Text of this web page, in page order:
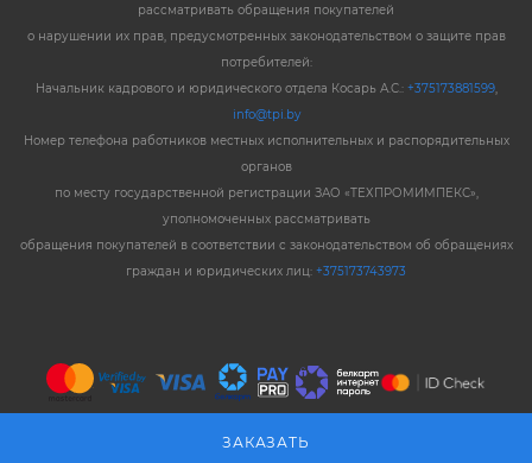
ЗАКАЗАТЬ
рассматривать обращения покупателей
о нарушении их прав, предусмотренных законодательством о защите прав
потребителей:
Начальник кадрового и юридического отдела Косарь А.С.: +375173881599,
info@tpi.by
Номер телефона работников местных исполнительных и распорядительных
органов
по месту государственной регистрации ЗАО «ТЕХПРОМИМПЕКС»,
уполномоченных рассматривать
обращения покупателей в соответствии с законодательством об обращениях
граждан и юридических лиц: +375173743973